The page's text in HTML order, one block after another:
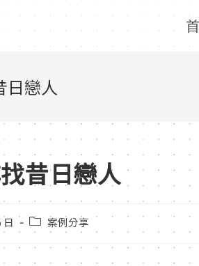
日戀人
昔日戀人
日 案例分享